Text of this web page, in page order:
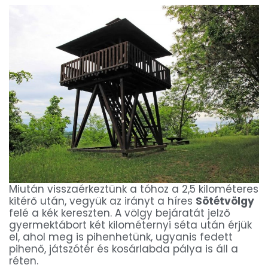
Miután visszaérkeztünk a tóhoz a 2,5 kilométeres
kitérő után, vegyük az irányt a híres Sötétvölgy
felé a kék kereszten. A völgy bejáratát jelző
gyermektábort két kilométernyi séta után érjük
el, ahol meg is pihenhetünk, ugyanis fedett
pihenő, játszótér és kosárlabda pálya is áll a
réten.